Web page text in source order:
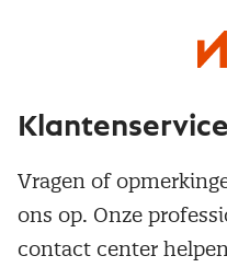
Klantenservice
Vragen of
ons op. Onze
contact center